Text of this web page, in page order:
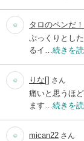
タロのペンだ！
ぷっくりとし
るイ… 続きを
りな[] さん
痛いと思うほ
ます… 続きを
mican22 さん